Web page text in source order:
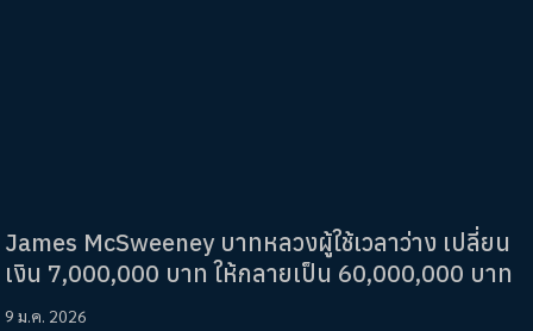
James McSweeney บาทหลวงผู้ใช้เวลาว่าง เปลี่ยน
เงิน 7,000,000 บาท ให้กลายเป็น 60,000,000 บาท
9 ม.ค. 2026